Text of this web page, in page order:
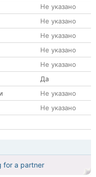
Не указано
Не указано
Не указано
Не указано
Не указано
Да
Не указано
Не указано
for a partner